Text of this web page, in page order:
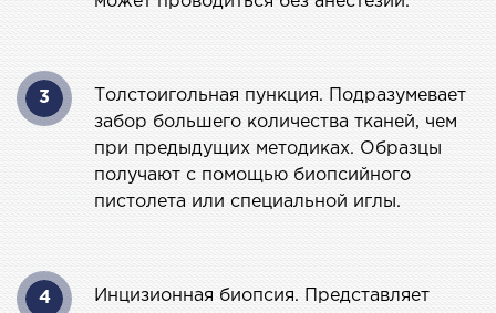
(МРТ)
органов
желез с имплантами и без
3
Толстоигольная пункция. Подразумевает
забор большего количества тканей, чем
при предыдущих методиках. Образцы
получают с помощью биопсийного
пистолета или специальной иглы.
4
Инцизионная биопсия. Представляет